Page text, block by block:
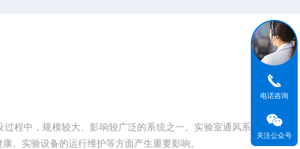
程中，规模较大、影响较广泛的系统之一。实验室通风系统的*与否
、实验设备的运行维护等方面产生重要影响。
电话咨询
关注公众号